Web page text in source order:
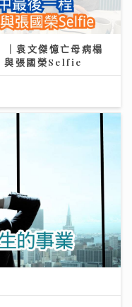
袁文傑憶亡母病榻
與張國榮Selfie